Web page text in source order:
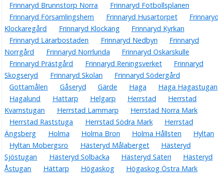
Frinnaryd Brunnstorp Norra
Frinnaryd Fotbollsplanen
Frinnaryd Församlingshem
Frinnaryd Husartorpet
Klockaregård
Frinnaryd Klockäng
Frinnaryd Kyrkan
Frinnaryd Lärarbostaden
Frinnaryd Nedbyn
Frinnaryd
Norrgård
Frinnaryd Norrlunda
Frinnaryd Oskarskulle
Frinnaryd Prästgård
Frinnaryd Reningsverket
Frinnaryd
Skogseryd
Frinnaryd Skolan
Frinnaryd Södergård
Gottamålen
Gåseryd Gärde Haga
Haga Hagastugan
Hagalund
Hattarp Helgarp Herrstad
Herrstad
Kvarnstugan
Herrstad Lammarp
Herrstad Norra Mark
Herrstad Raststuga
Herrstad Södra Mark
Herrstad
Ängsberg
Holma Holma Bron Holma Hållsten
Hyltan
Hyltan Mobergsro
Hästeryd Målaberget
Hästeryd
Sjöstugan
Hästeryd Solbacka Hästeryd Säteri
Hästeryd
Åstugan
Hättarp Högaskog
Högaskog Östra Mark